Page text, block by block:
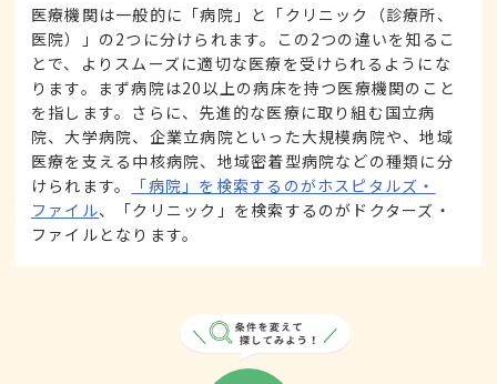
医療機関は一般的に「病院」と「クリニック（診療所、
医院）」の2つに分けられます。この2つの違いを知るこ
とで、よりスムーズに適切な医療を受けられるようにな
ります。まず病院は20以上の病床を持つ医療機関のこと
を指します。さらに、先進的な医療に取り組む国立病
院、大学病院、企業立病院といった大規模病院や、地域
医療を支える中核病院、地域密着型病院などの種類に分
けられます。
「病院」を検索するのがホスピタルズ・
ファイル、「クリニック」を検索するのがドクターズ・
ファイルとなります。